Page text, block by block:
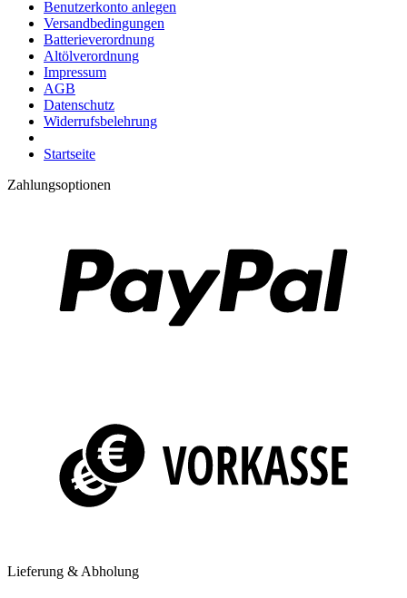
Benutzerkonto anlegen
Versandbedingungen
Batterieverordnung
Altölverordnung
Impressum
AGB
Datenschutz
Widerrufsbelehrung
Startseite
Zahlungsoptionen
Lieferung & Abholung